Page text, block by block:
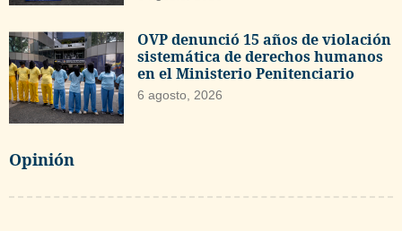
OVP denunció 15 años de violación
sistemática de derechos humanos
en el Ministerio Penitenciario
6 agosto, 2026
Opinión